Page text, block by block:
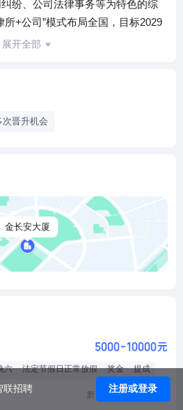
纷、公司法律事务等为特色的综
所+公司”模式布局全国，目标2029
市的100家分所，成为覆盖6万个
，请得起，信得过的法律服务创
学研究院+销售训练营； 3、 聚赋
纯高效友善的职场环境，拒绝潜
一位员工都能在职场中感受到尊
常有竞争力和全面人性化的薪酬
者多得，多奉献者多得，多带教
者多得； 5、 聚赋提供公正公开透
内部服务与相互赋能，部门之间
，不低估每一个人的能量，不放
展开全部
次晋升机会
金长安大厦
5000-10000元
六 法定节假日正常放假 奖金
提成
品 生日会
带薪培训
联招聘 注册或登录